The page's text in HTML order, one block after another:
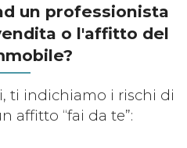
un professionista
o l'affitto del
ti indichiamo i rischi di
affitto “fai da te”: